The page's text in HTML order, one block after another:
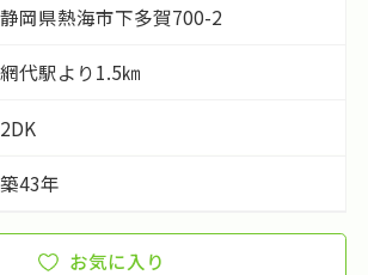
静岡県熱海市下多賀700-2
網代駅より1.5㎞
2DK
築43年
お気に入り